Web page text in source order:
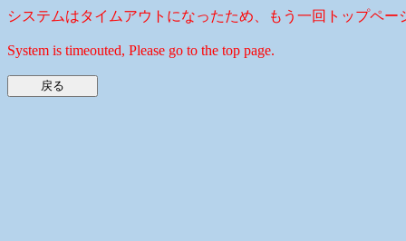
システムはタイムアウトになったため、もう一回トップペー
System is timeouted, Please go to the top page.